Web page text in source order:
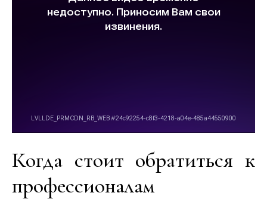
Когда стоит обратиться к
профессионалам